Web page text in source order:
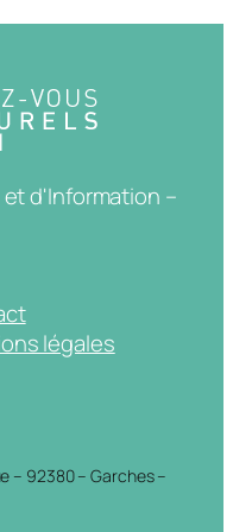
d'Information –
légales
– 92380 – Garches –